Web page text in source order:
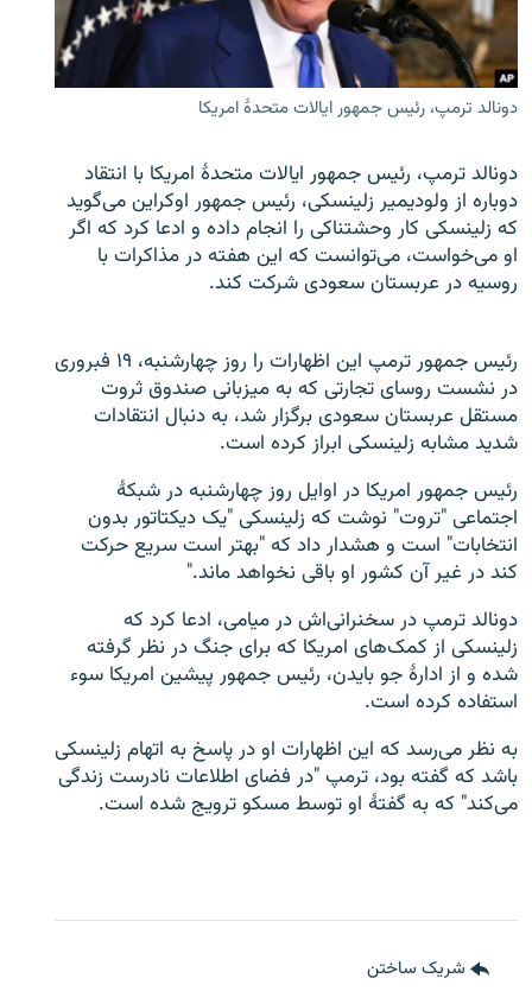
تماس
صفحه پشتو
Azadi English
به ما بپیوندید
همۀ سایت‌های رادیو آزادی/ رادیو اروپای آزاد
دونالد ترمپ، رئیس جمهور ایالات متحدۀ امریکا
دونالد ترمپ، رئیس جمهور ایالات متحدۀ امریکا با انتقاد
دوباره از ولودیمیر زلینسکی، رئیس جمهور اوکراین می‌گوید
که زلینسکی کار وحشتناکی را انجام داده و ادعا کرد که اگر
او می‌خواست، می‌توانست که این هفته در مذاکرات با
روسیه در عربستان سعودی شرکت کند.
رئیس جمهور ترمپ این اظهارات را روز چهارشنبه، ۱۹ فبروری
در نشست روسای تجارتی که به میزبانی صندوق ثروت
مستقل عربستان سعودی برگزار شد، به دنبال انتقادات
شدید مشابه زلینسکی ابراز کرده است.
رئیس جمهور امریکا در اوایل روز چهارشنبه در شبکۀ
اجتماعی "تروت" نوشت که زلینسکی "یک دیکتاتور بدون
انتخابات" است و هشدار داد که "بهتر است سریع حرکت
کند در غیر آن کشور او باقی نخواهد ماند."
دونالد ترمپ در سخنرانی‌اش در میامی، ادعا کرد که
زلینسکی از کمک‌های امریکا که برای جنگ در نظر گرفته
شده و از ادارۀ جو بایدن، رئیس جمهور پیشین امریکا سوء
استفاده کرده است.
به نظر می‌رسد که این اظهارات او در پاسخ به اتهام زلینسکی
باشد که گفته بود، ترمپ "در فضای اطلاعات نادرست زندگی
می‌کند" که به گفتۀ او توسط مسکو ترویج شده است.
شریک ساختن